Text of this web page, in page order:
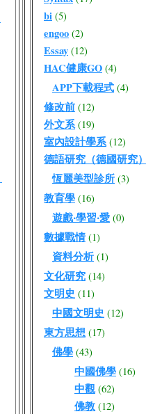
bi (5)
engoo (2)
Essay (12)
HAC健康GO (4)
APP下載程式 (4)
修改前 (12)
外文系 (19)
室內設計學系 (12)
德語研究（德國研究）
恆麗美型診所 (3)
教育學 (16)
遊戲‧學習‧愛 (0)
數據戰情 (1)
資料分析 (1)
文化研究 (14)
文明史 (11)
中國文明史 (12)
東方思想 (17)
佛學 (43)
中國佛學 (16)
中觀 (62)
佛教 (12)